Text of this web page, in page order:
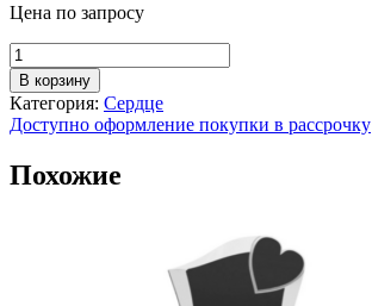
Цена по запросу
Количество
товара
Памятник
сердце-033
В корзину
Категория: Сердце
Доступно оформление покупки в рассрочку
Похожие